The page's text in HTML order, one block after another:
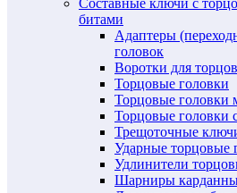
битами
Адаптеры
головок
Воротки для
Торцовые головки
Торцовые головки
Торцовые головки
Трещоточные
Ударные торцовые
Удлинители
Шарниры